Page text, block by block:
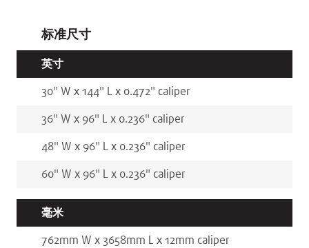
标准尺寸
英寸
30" W x 144" L x 0.472" caliper
36" W x 96" L x 0.236" caliper
48" W x 96" L x 0.236" caliper
60" W x 96" L x 0.236" caliper
毫米
762mm W x 3658mm L x 12mm caliper